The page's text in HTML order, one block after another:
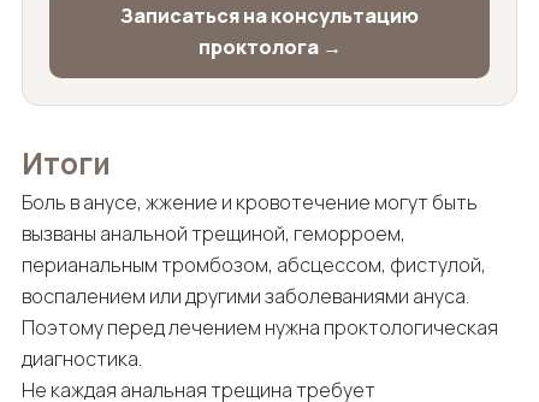
Записаться на консультацию
проктолога →
Итоги
Боль в анусе, жжение и кровотечение могут быть
вызваны анальной трещиной, геморроем,
перианальным тромбозом, абсцессом, фистулой,
воспалением или другими заболеваниями ануса.
Поэтому перед лечением нужна проктологическая
диагностика.
Не каждая анальная трещина требует